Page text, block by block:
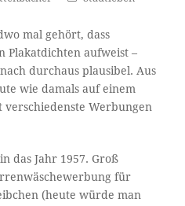
mal gehört, dass
Plakatdichten aufweist –
durchaus plausibel. Aus
wie damals auf einem
verschiedenste Werbungen
das Jahr 1957. Groß
für
(heute würde man